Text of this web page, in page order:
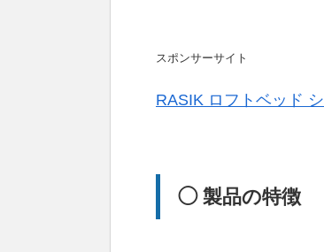
スポンサーサイト
RASIK ロフトベッド
◯ 製品の特徴